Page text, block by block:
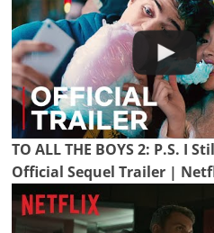
TO ALL THE BOYS 2: P.S. I
Official Sequel Trailer |